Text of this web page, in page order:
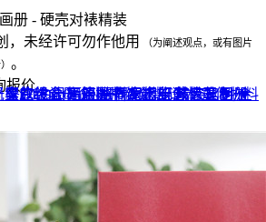
册 - 硬壳对裱精装
，未经许可勿作他用
（为阐述观点，或有图片
。
报价
VI+LOGO 企业刊物 包装设计 宣传物料
餐饮设计 酒店品牌设计 纪念相册 ▼
毕业纪念册 领导/同事相册 成人礼相册
家庭/生日相册 旅行纪念册 精装定制 ▼
盘包装盒 高端楼书 家谱族谱 家具画册